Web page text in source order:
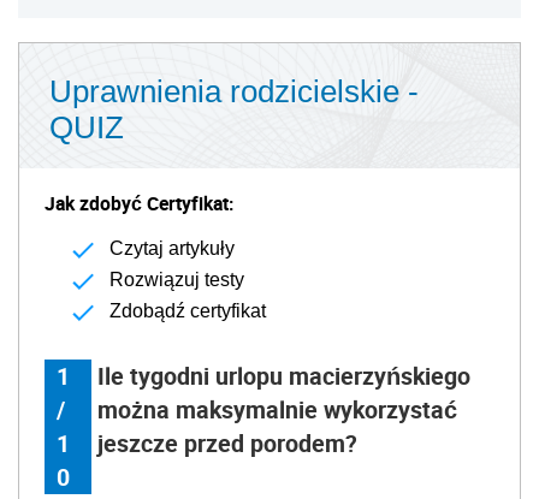
Uprawnienia rodzicielskie -
QUIZ
Jak zdobyć Certyfikat:
Czytaj artykuły
Rozwiązuj testy
Zdobądź certyfikat
1
/
1
0
Ile tygodni urlopu macierzyńskiego
można maksymalnie wykorzystać
jeszcze przed porodem?